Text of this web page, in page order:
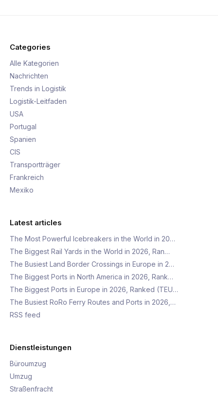
Categories
Alle Kategorien
Nachrichten
Trends in Logistik
Logistik-Leitfaden
USA
Portugal
Spanien
CIS
Transportträger
Frankreich
Mexiko
Latest articles
The Most Powerful Icebreakers in the World in 20…
The Biggest Rail Yards in the World in 2026, Ran…
The Busiest Land Border Crossings in Europe in 2…
The Biggest Ports in North America in 2026, Rank…
The Biggest Ports in Europe in 2026, Ranked (TEU…
The Busiest RoRo Ferry Routes and Ports in 2026,…
RSS feed
Dienstleistungen
Büroumzug
Umzug
Straßenfracht